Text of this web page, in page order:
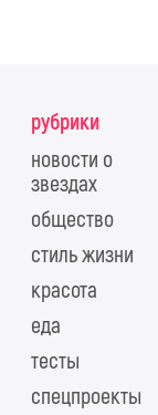
рубрики
новости о
звездах
общество
стиль жизни
красота
еда
тесты
спецпроекты